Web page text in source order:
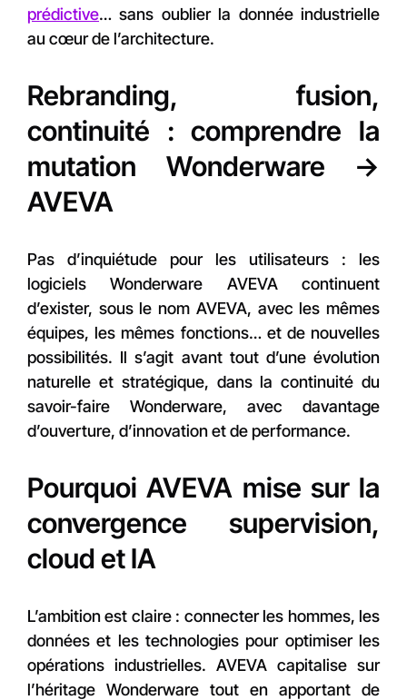
prédictive… sans oublier la donnée industrielle
au cœur de l’architecture.
Rebranding, fusion,
continuité : comprendre la
mutation Wonderware →
AVEVA
Pas d’inquiétude pour les utilisateurs : les
logiciels Wonderware AVEVA continuent
d’exister, sous le nom AVEVA, avec les mêmes
équipes, les mêmes fonctions… et de nouvelles
possibilités. Il s’agit avant tout d’une évolution
naturelle et stratégique, dans la continuité du
savoir-faire Wonderware, avec davantage
d’ouverture, d’innovation et de performance.
Pourquoi AVEVA mise sur la
convergence supervision,
cloud et IA
L’ambition est claire : connecter les hommes, les
données et les technologies pour optimiser les
opérations industrielles. AVEVA capitalise sur
l’héritage Wonderware tout en apportant de